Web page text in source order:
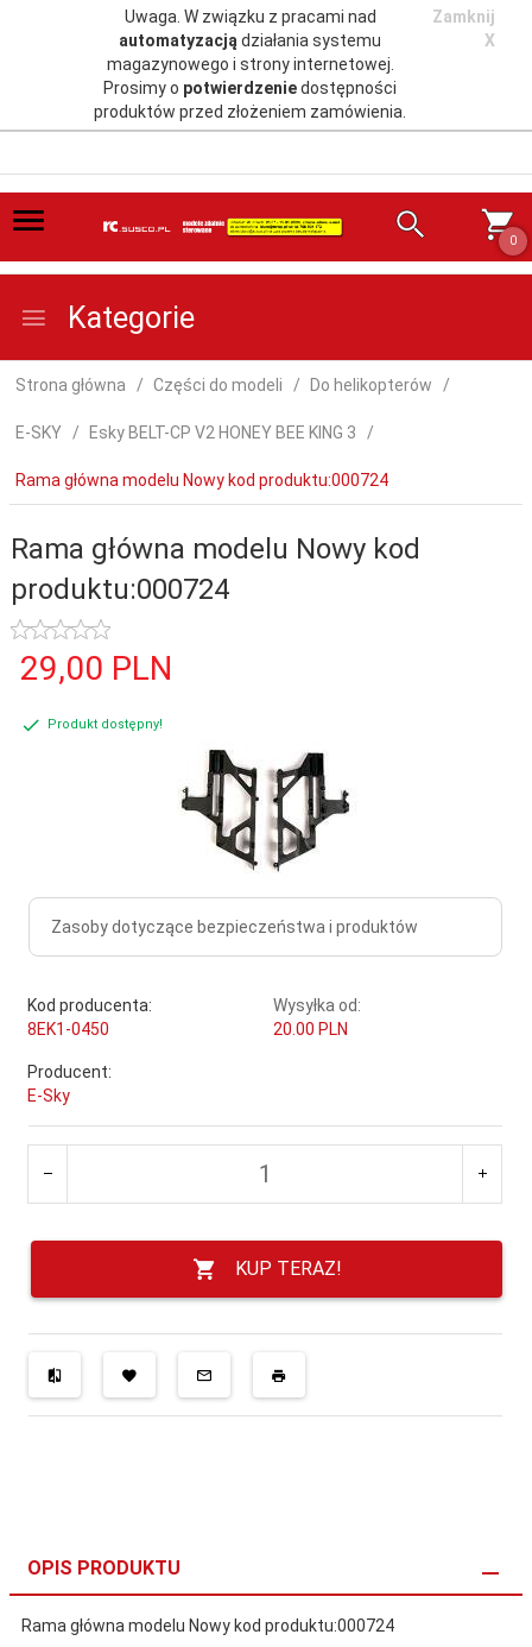
Uwaga. W związku z pracami nad
automatyzacjądziałania systemu
magazynowego i strony internetowej.
Prosimy o potwierdzeniedostępności
produktów przed złożeniem zamówienia.
Zamknij
X
0
Kategorie
Strona główna Części do modeli Do helikopterów
E-SKY Esky BELT-CP V2 HONEY BEE KING 3
Rama główna modelu Nowy kod produktu:000724
Rama główna modelu Nowy kod
produktu:000724
29,00 PLN
Produkt dostępny!
Zasoby dotyczące bezpieczeństwa i produktów
Kod producenta:
8EK1-0450
Wysyłka od:
20.00 PLN
Producent:
E-Sky
KUP TERAZ!
OPIS PRODUKTU
Rama główna modelu Nowy kod produktu:000724